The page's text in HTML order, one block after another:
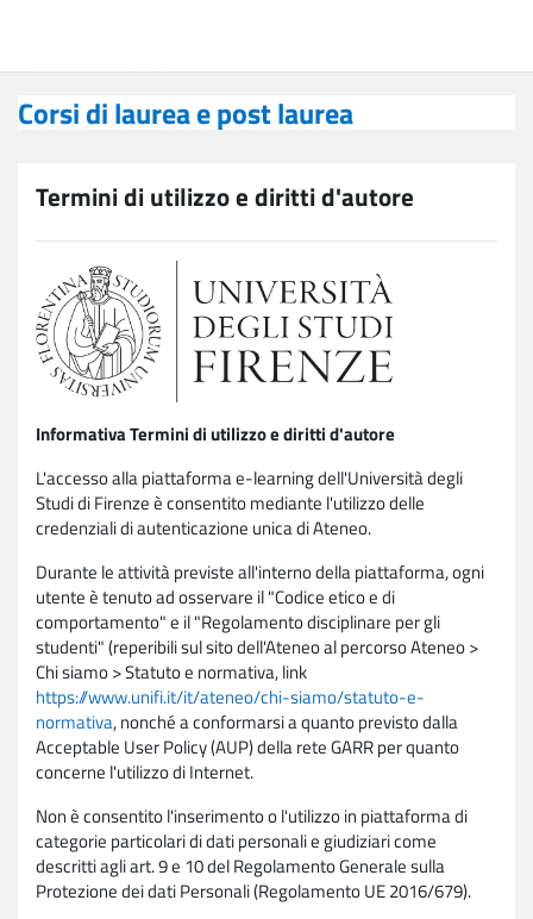
Corsi di laurea e post laurea
Termini di utilizzo e diritti d'autore
Informativa Termini di utilizzo e diritti d'autore
L'accesso alla piattaforma e-learning dell'Università degli
Studi di Firenze è consentito mediante l'utilizzo delle
credenziali di autenticazione unica di Ateneo.
Durante le attività previste all'interno della piattaforma, ogni
utente è tenuto ad osservare il "Codice etico e di
comportamento" e il "Regolamento disciplinare per gli
studenti" (reperibili sul sito dell'Ateneo al percorso Ateneo >
Chi siamo > Statuto e normativa, link
https://www.unifi.it/it/ateneo/chi-siamo/statuto-e-
normativa, nonché a conformarsi a quanto previsto dalla
Acceptable User Policy (AUP) della rete GARR per quanto
concerne l'utilizzo di Internet.
Non è consentito l'inserimento o l'utilizzo in piattaforma di
categorie particolari di dati personali e giudiziari come
descritti agli art. 9 e 10 del Regolamento Generale sulla
Protezione dei dati Personali (Regolamento UE 2016/679).